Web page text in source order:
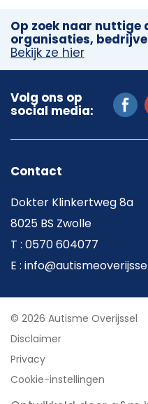
Op zoek naar nuttige
organisaties,
Bekijk ze hier
Volg ons op
social media:
Contact
Dokter Klinkertweg 8a
8025 BS Zwolle
T : 0570 604077
E :
© 2026 Autisme Overijssel
Disclaimer
Privacy
Cookie-instellingen